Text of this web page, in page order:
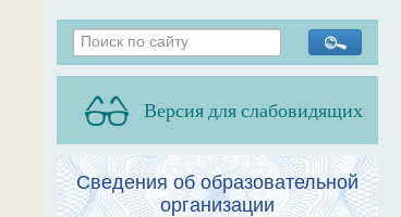
Версия для слабовидящих
Сведения об образовательной
организации